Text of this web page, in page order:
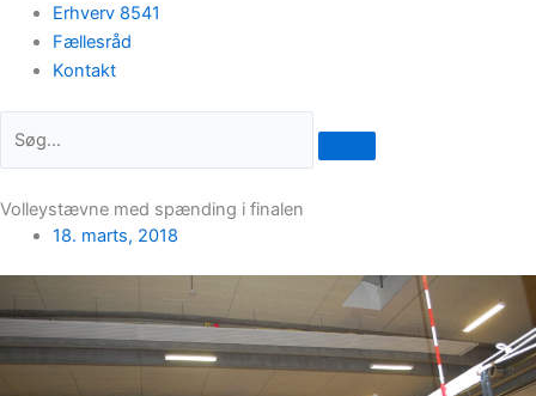
Erhverv 8541
Fællesråd
Kontakt
Volleystævne med spænding i finalen
18. marts, 2018